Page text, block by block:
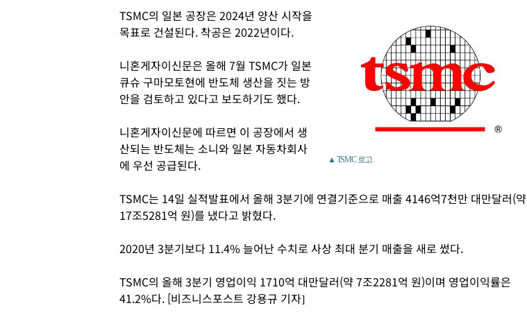
▲ TSMC 로고.
TSMC의 일본 공장은 2024년 양산 시작을
목표로 건설된다. 착공은 2022년이다.
니혼게자이신문은 올해 7월 TSMC가 일본
큐슈 구마모토현에 반도체 생산을 짓는 방
안을 검토하고 있다고 보도하기도 했다.
니혼게자이신문에 따르면 이 공장에서 생
산되는 반도체는 소니와 일본 자동차회사
에 우선 공급된다.
TSMC는 14일 실적발표에서 올해 3분기에 연결기준으로 매출 4146억7천만 대만달러(약
17조5281억 원)를 냈다고 밝혔다.
2020년 3분기보다 11.4% 늘어난 수치로 사상 최대 분기 매출을 새로 썼다.
TSMC의 올해 3분기 영업이익 1710억 대만달러(약 7조2281억 원)이며 영업이익률은
41.2%다. [비즈니스포스트 강용규 기자]